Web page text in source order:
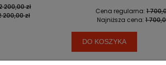
zł
Cena regularna:1 700,00 zł
Najniższa cena:1 700,00 zł
DO KOSZYKA